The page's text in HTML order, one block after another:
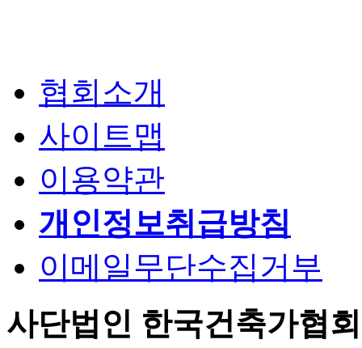
협회소개
사이트맵
이용약관
개인정보취급방침
이메일무단수집거부
사단법인 한국건축가협회